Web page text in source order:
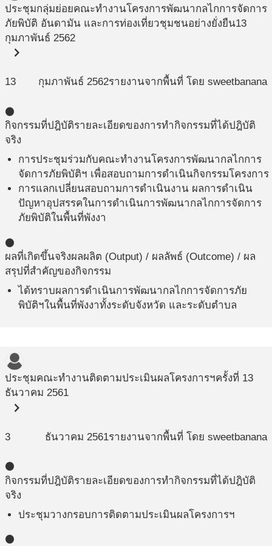
ประชุมกลุ่มย่อยคณะทำงานโครงการพัฒนากลไกการจัดการ
ภัยพิบัติ อันดามัน และการท่องเที่ยวชุมชนอย่างยั่งยืน13
กุมภาพันธ์ 2562
chevron_right
13 กุมภาพันธ์ 2562รายงานจากพื้นที่ โดย sweetbanana
circle
กิจกรรมที่ปฎิบัติรายละเอียดของการทำกิจกรรมที่ได้ปฎิบัติ
จริง
การประชุมร่วมกับคณะทำงานโครงการพัฒนากลไกการ
จัดการภัยพิบัติฯ เพื่อสอบถามการดำเนินกิจกรรมโครงการ
การแลกเปลี่ยนสอบถามการดำเนินงาน ผลการดำเนิน
ปัญหาอุปสรรคในการดำเนินการพัฒนากลไกการจัดการ
ภัยพิบัติในพื้นที่พังงา
circle
ผลที่เกิดขึ้นจริงผลผลิต (Output) / ผลลัพธ์ (Outcome) / ผล
สรุปที่สำคัญของกิจกรรม
ได้ทราบผลการดำเนินการพัฒนากลไกการจัดการภัย
พิบัติฯในพื้นที่พังงาทั้งระดับจังหวัด และระดับตำบล
ประชุมคณะทำงานติดตามประเมินผลโครงการฯครั้งที่ 13
ธันวาคม 2561
chevron_right
3 ธันวาคม 2561รายงานจากพื้นที่ โดย sweetbanana
circle
กิจกรรมที่ปฎิบัติรายละเอียดของการทำกิจกรรมที่ได้ปฎิบัติ
จริง
ประชุมวางกรอบการติดตามประเมินผลโครงการฯ
circle